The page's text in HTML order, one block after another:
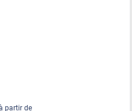
partir de